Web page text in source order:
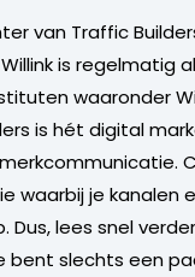
van Traffic
is regelmatig
waaronder
is hét digital
waarbij je kanalen
lees snel
slechts een